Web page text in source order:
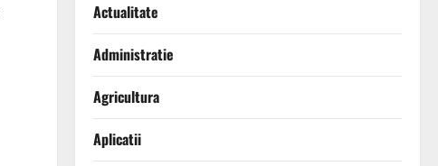
Actualitate
Administratie
Agricultura
Aplicatii